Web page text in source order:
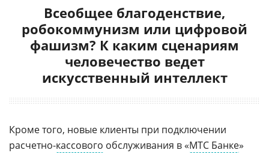
Всеобщее благоденствие,
робокоммунизм или цифровой
фашизм? К каким сценариям
человечество ведет
искусственный интеллект
Кроме того, новые клиенты при подключении
расчетно-кассового обслуживания в «МТС Банке»